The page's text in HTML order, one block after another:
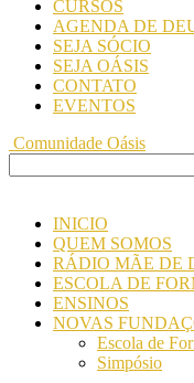
CURSOS
AGENDA DE
SEJA SÓCIO
SEJA OÁSIS
CONTATO
EVENTOS
Comunidade Oásis
INICIO
QUEM SOMOS
RÁDIO MÃE DE
ESCOLA DE
ENSINOS
NOVAS
Escola de
Simpósio